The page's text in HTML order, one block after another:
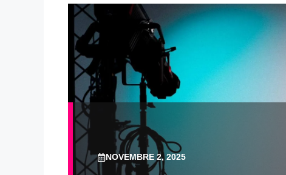
NOVEMBRE 2, 2025